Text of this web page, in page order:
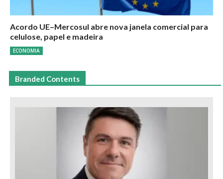
Acordo UE–Mercosul abre nova janela comercial para
celulose, papel e madeira
ECONOMIA
Branded Contents